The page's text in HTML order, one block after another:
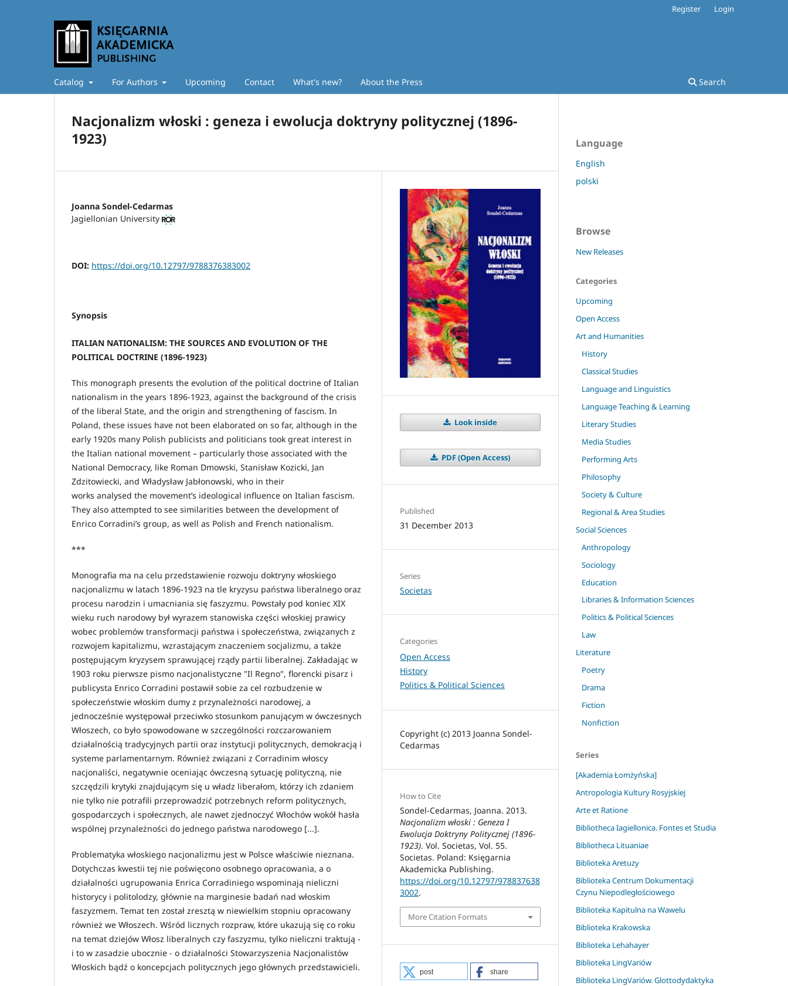
Catalog For Authors Upcoming Contact What's new? About the Press Search
Register Login
Nacjonalizm włoski : geneza i ewolucja doktryny politycznej (1896-
1923)
Joanna Sondel-Cedarmas
Jagiellonian University
DOI: https://doi.org/10.12797/9788376383002
Synopsis
ITALIAN NATIONALISM: THE SOURCES AND EVOLUTION OF THE
POLITICAL DOCTRINE (1896-1923)
This monograph presents the evolution of the political doctrine of Italian
nationalism in the years 1896-1923, against the background of the crisis
of the liberal State, and the origin and strengthening of fascism. In
Poland, these issues have not been elaborated on so far, although in the
early 1920s many Polish publicists and politicians took great interest in
the Italian national movement – particularly those associated with the
National Democracy, like Roman Dmowski, Stanisław Kozicki, Jan
Zdzitowiecki, and Władysław Jabłonowski, who in their
works analysed the movement’s ideological influence on Italian fascism.
They also attempted to see similarities between the development of
Enrico Corradini’s group, as well as Polish and French nationalism.
***
Monografia ma na celu przedstawienie rozwoju doktryny włoskiego
nacjonalizmu w latach 1896-1923 na tle kryzysu państwa liberalnego oraz
procesu narodzin i umacniania się faszyzmu. Powstały pod koniec XIX
wieku ruch narodowy był wyrazem stanowiska części włoskiej prawicy
wobec problemów transformacji państwa i społeczeństwa, związanych z
rozwojem kapitalizmu, wzrastającym znaczeniem socjalizmu, a także
postępującym kryzysem sprawującej rządy partii liberalnej. Zakładając w
1903 roku pierwsze pismo nacjonalistyczne "Il Regno", florencki pisarz i
publicysta Enrico Corradini postawił sobie za cel rozbudzenie w
społeczeństwie włoskim dumy z przynależności narodowej, a
jednocześnie występował przeciwko stosunkom panującym w ówczesnych
Włoszech, co było spowodowane w szczególności rozczarowaniem
działalnością tradycyjnych partii oraz instytucji politycznych, demokracją i
systeme parlamentarnym. Również związani z Corradinim włoscy
nacjonaliści, negatywnie oceniając ówczesną sytuację polityczną, nie
szczędzili krytyki znajdującym się u władz liberałom, którzy ich zdaniem
nie tylko nie potrafili przeprowadzić potrzebnych reform politycznych,
gospodarczych i społecznych, ale nawet zjednoczyć Włochów wokół hasła
wspólnej przynależności do jednego państwa narodowego [...].
Problematyka włoskiego nacjonalizmu jest w Polsce właściwie nieznana.
Dotychczas kwestii tej nie poświęcono osobnego opracowania, a o
działalności ugrupowania Enrica Corradiniego wspominają nieliczni
historycy i politolodzy, głównie na marginesie badań nad włoskim
faszyzmem. Temat ten został zresztą w niewielkim stopniu opracowany
również we Włoszech. Wśród licznych rozpraw, które ukazują się co roku
na temat dziejów Włosz liberalnych czy faszyzmu, tylko nieliczni traktują -
i to w zasadzie ubocznie - o działalności Stowarzyszenia Nacjonalistów
Włoskich bądź o koncepcjach politycznych jego głównych przedstawicieli.
Look inside
PDF (Open Access)
Published
31 December 2013
Series
Societas
Categories
Open Access
History
Politics & Political Sciences
Copyright (c) 2013 Joanna Sondel-
Cedarmas
How to Cite
Sondel-Cedarmas, Joanna. 2013.
Nacjonalizm włoski : Geneza I
Ewolucja Doktryny Politycznej (1896-
1923). Vol. Societas, Vol. 55.
Societas. Poland: Księgarnia
Akademicka Publishing.
https://doi.org/10.12797/978837638
3002.
More Citation Formats
post share
Language
English
polski
Browse
New Releases
Categories
Upcoming
Open Access
Art and Humanities
History
Classical Studies
Language and Linguistics
Language Teaching & Learning
Literary Studies
Media Studies
Performing Arts
Philosophy
Society & Culture
Regional & Area Studies
Social Sciences
Anthropology
Sociology
Education
Libraries & Information Sciences
Politics & Political Sciences
Law
Literature
Poetry
Drama
Fiction
Nonfiction
Series
[Akademia Łomżyńska]
Antropologia Kultury Rosyjskiej
Arte et Ratione
Bibliotheca Iagiellonica. Fontes et Studia
Bibliotheca Lituaniae
Biblioteka Aretuzy
Biblioteka Centrum Dokumentacji
Czynu Niepodległościowego
Biblioteka Kapitulna na Wawelu
Biblioteka Krakowska
Biblioteka Lehahayer
Biblioteka LingVariów
Biblioteka LingVariów. Glottodydaktyka